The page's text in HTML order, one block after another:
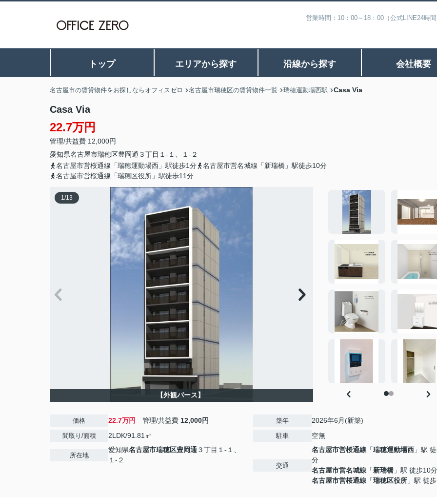
営業時間：10：00～18：00（公式LINE24
トップ エリアから探す 沿線から探す 会社概要
名古屋市の賃貸物件をお探しならオフィスゼロ 名古屋市瑞穂区の賃貸物件一覧 瑞穂運動場西駅 Casa Via
Casa Via
22.7万円
管理/共益費 12,000円
愛知県名古屋市瑞穂区豊岡通 ３丁目１-１、１-２
名古屋市営桜通線「瑞穂運動場西」駅徒歩1分
名古屋市営名城線「新瑞橋」駅徒歩10分
名古屋市営桜通線「瑞穂区役所」駅徒歩11分
1/13
【外観パース】
価格 22.7万円 管理/共益費 12,000円
間取り/面積 2LDK/91.81㎡
所在地
愛知県名古屋市瑞穂区豊岡通 ３丁目１-１、
１-２
築年 2026年6月(新築)
駐車 空無
交通
名古屋市営桜通線 「瑞穂運動場西 」駅
分
名古屋市営名城線 「新瑞橋 」駅 徒歩10分
名古屋市営桜通線 「瑞穂区役所 」駅 徒